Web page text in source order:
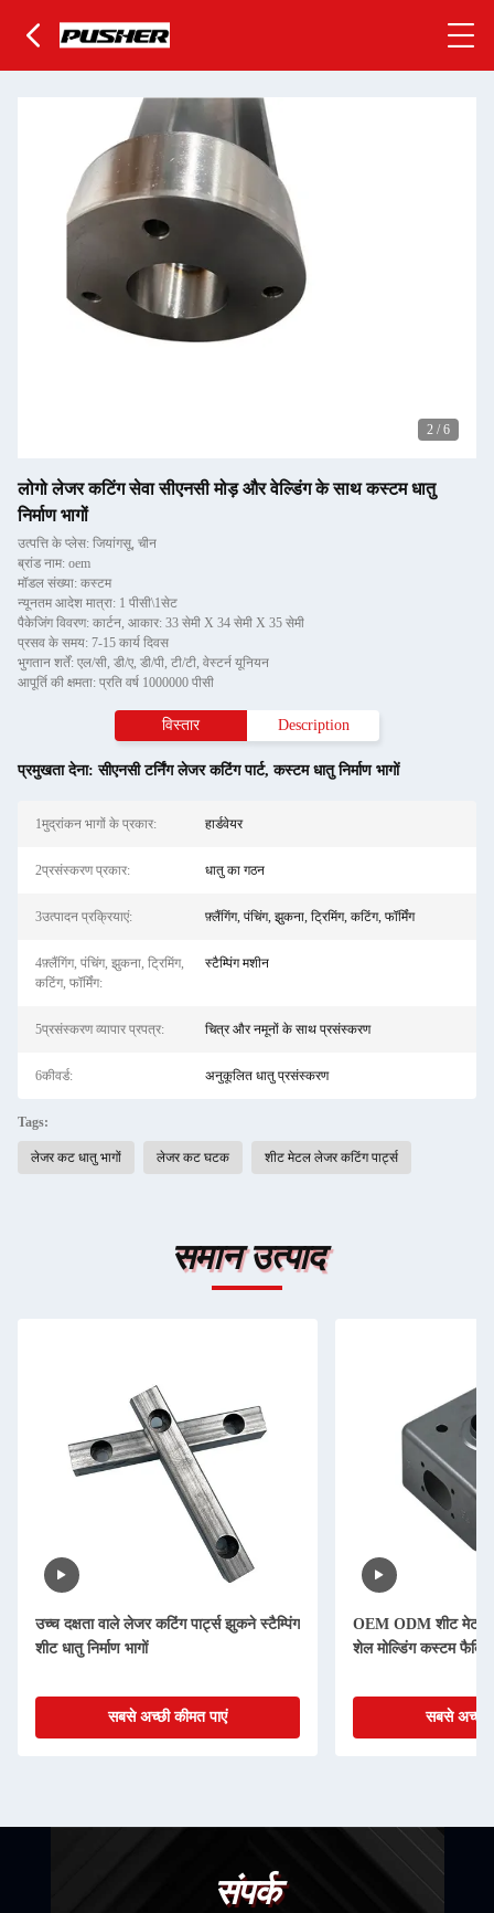
2 / 6
लोगो लेजर कटिंग सेवा सीएनसी मोड़ और वेल्डिंग के साथ कस्टम धातु
निर्माण भागों
उत्पत्ति के प्लेस: जियांगसू, चीन
ब्रांड नाम: oem
मॉडल संख्या: कस्टम
न्यूनतम आदेश मात्रा: 1 पीसी\1सेट
पैकेजिंग विवरण: कार्टन, आकार: 33 सेमी X 34 सेमी X 35 सेमी
प्रसव के समय: 7-15 कार्य दिवस
भुगतान शर्तें: एल/सी, डी/ए, डी/पी, टी/टी, वेस्टर्न यूनियन
आपूर्ति की क्षमता: प्रति वर्ष 1000000 पीसी
विस्तार Description
प्रमुखता देना:सीएनसी टर्निंग लेजर कटिंग पार्ट,कस्टम धातु निर्माण भागों
1मुद्रांकन भागों के प्रकार: हार्डवेयर
2प्रसंस्करण प्रकार: धातु का गठन
3उत्पादन प्रक्रियाएं: फ़्लैंगिंग, पंचिंग, झुकना, ट्रिमिंग, कटिंग, फॉर्मिंग
4फ़्लैंगिंग, पंचिंग, झुकना, ट्रिमिंग,
कटिंग, फॉर्मिंग:
स्टैम्पिंग मशीन
5प्रसंस्करण व्यापार प्रपत्र: चित्र और नमूनों के साथ प्रसंस्करण
6कीवर्ड: अनुकूलित धातु प्रसंस्करण
Tags:
लेजर कट धातु भागों लेजर कट घटक शीट मेटल लेजर कटिंग पार्ट्स
समान उत्पाद
उच्च दक्षता वाले लेजर कटिंग पार्ट्स झुकने स्टैम्पिंग
शीट धातु निर्माण भागों
सबसे अच्छी कीमत पाएं
OEM ODM शीट मेटल
शेल मोल्डिंग कस्टम
सबसे अच्छी
संपर्क